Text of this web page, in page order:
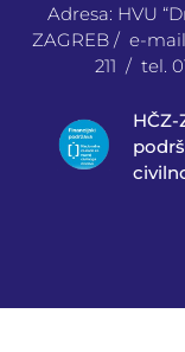
Adresa: HVU
ZAGREB / e-
211 / tel.